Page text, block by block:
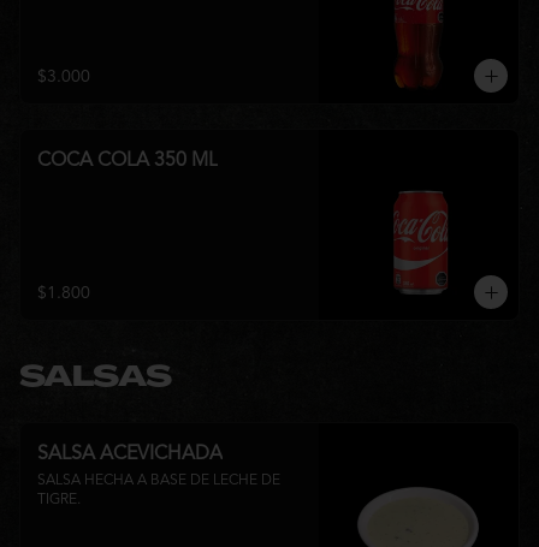
$3.000
COCA COLA 350 ML
$1.800
SALSAS
SALSA ACEVICHADA
SALSA HECHA A BASE DE LECHE DE
TIGRE.